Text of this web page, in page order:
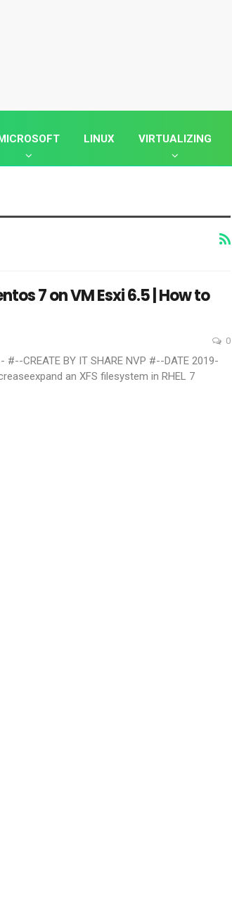
LINUX VIRTUALIZING
7 on VM Esxi 6.5 | How to
0
#--CREATE BY IT SHARE NVP #--DATE 2019-
an XFS filesystem in RHEL 7